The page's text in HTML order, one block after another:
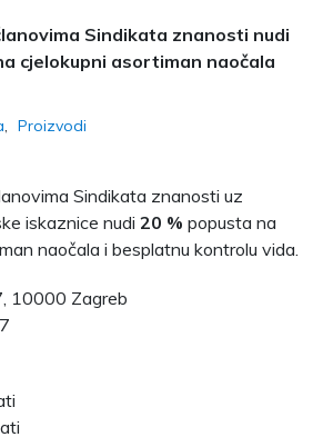
Sindikata znanosti nudi
cjelokupni asortiman naočala
Proizvodi
Sindikata znanosti uz
iskaznice nudi 20 % popusta na
naočala i besplatnu kontrolu vida.
10000 Zagreb